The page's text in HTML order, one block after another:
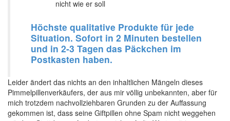
nicht wie er soll
Höchste qualitative Produkte für jede
Situation. Sofort in 2 Minuten bestellen
und in 2-3 Tagen das Päckchen im
Postkasten haben.
Leider ändert das nichts an den inhaltlichen Mängeln dieses
Pimmelpillenverkäufers, der aus mir völlig unbekannten, aber für
mich trotzdem nachvollziehbaren Grunden zu der Auffassung
gekommen ist, dass seine Giftpillen ohne Spam nicht weggehen